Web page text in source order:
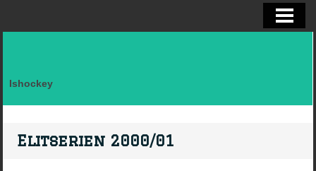
Ishockey
Elitserien 2000/01